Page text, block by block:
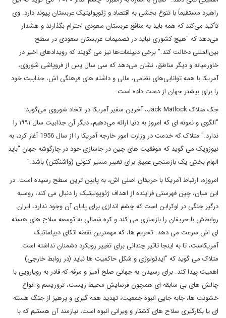
راهبرد مستقیماً با تنوع بخشی به اقتصاد و ژئوپولیتیک عربستان پیوند دارد. وی
تأکید می‌کند که همه باید به منافع عربستان سعودی احترام بگذارند و هشدار
می‌دهد که "هیچ کشوری نباید در تصمیمات عربستان سعودی در سطح
بین‌المللی دخالت کند." برخی دیپلمات‌ها نیز می گویند که رویدادهای اخیر در
خاورمیانه و دیگر مناطق، نشان می‌دهد که سی سال پس از فروپاشی شوروی،
آمریکا با همه توانایی‌های نظامی، مالی و داشته های فرهنگی اش، جذابیت خود
را برای بیشتر جهان از دست داده است.
جک متلاک Jack Matlock، آخرین سفیر آمریکا در اتحاد شوروی می‌گوید:
"الگوی و نمونه ای که امروز به دنیا ارائه می‌دهیم، دیگر آن جذابیت سال ۱۹۹۱ را
ندارد." متلاک که خدمت در وزارت امور خارجه آمریکا را از سال 1956 آغاز کرد، به
نیوزویک می گوید که موفقیت های چین در جاسازی خود در چارگوشه جهان "باید
الهام بخشِ یک بازسنجی عمیق برای تغییر مسیر کنونی (واشنگتن) باشد."
امروزه، ارتباط آمریکا با حریفان اصلی اش، به پایین ترین سطح رسیده است. در
این میان، چین فهرستی فزاینده از اهداف ژئوپولیتیک را دنبال می کند، روسیه
درگیر جنگی در اوکراین است که چشم اندازی برای پایان آن وجود ندارد، ایران
روابطش با حریفان را بازسازی می کند و کره شمالی به توسعه سلاح های هسته
ای اش سرعت می دهد. تحریم ها، که مهمترین نقطه اتکای دیپلماتیک
آمریکاست، تا به اینجا تاثیر چندانی برای تغییر رویکرد دشمنان نداشته است.
متلاک می گوید که "ایدئولوژی و شکل حاکمیت ها نباید (در روابط خارجی)
اهمیت پیدا کند. برای رسیدن به جهانی صلح آمیز و مرفه که قادر به رویارویی با
چالش های بی سابقه ای همچون فرسایش محیط زیست، تروریسم و انواع
خشونت ها، جابه جایی انبوه جمعیت، تهدید همه گیری و پرهیز از جنگ هسته
ای یا بکارگیری سلاح های کشتار و ویرانی انبوه است، نیازمند آن هستیم که با